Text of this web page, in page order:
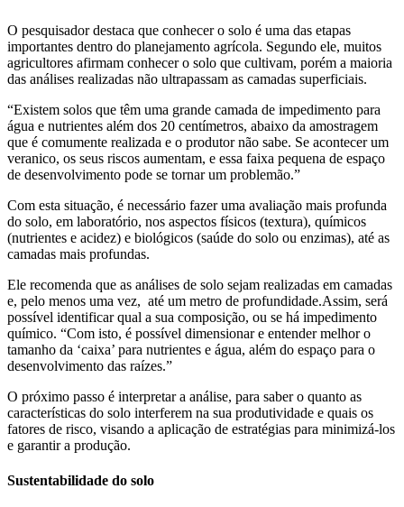
O pesquisador destaca que conhecer o solo é uma das etapas
importantes dentro do planejamento agrícola. Segundo ele, muitos
agricultores afirmam conhecer o solo que cultivam, porém a maioria
das análises realizadas não ultrapassam as camadas superficiais.
“Existem solos que têm uma grande camada de impedimento para
água e nutrientes além dos 20 centímetros, abaixo da amostragem
que é comumente realizada e o produtor não sabe. Se acontecer um
veranico, os seus riscos aumentam, e essa faixa pequena de espaço
de desenvolvimento pode se tornar um problemão.”
Com esta situação, é necessário fazer uma avaliação mais profunda
do solo, em laboratório, nos aspectos físicos (textura), químicos
(nutrientes e acidez) e biológicos (saúde do solo ou enzimas), até as
camadas mais profundas.
Ele recomenda que as análises de solo sejam realizadas em camadas
e, pelo menos uma vez, até um metro de profundidade.Assim, será
possível identificar qual a sua composição, ou se há impedimento
químico. “Com isto, é possível dimensionar e entender melhor o
tamanho da ‘caixa’ para nutrientes e água, além do espaço para o
desenvolvimento das raízes.”
O próximo passo é interpretar a análise, para saber o quanto as
características do solo interferem na sua produtividade e quais os
fatores de risco, visando a aplicação de estratégias para minimizá-los
e garantir a produção.
Sustentabilidade do solo